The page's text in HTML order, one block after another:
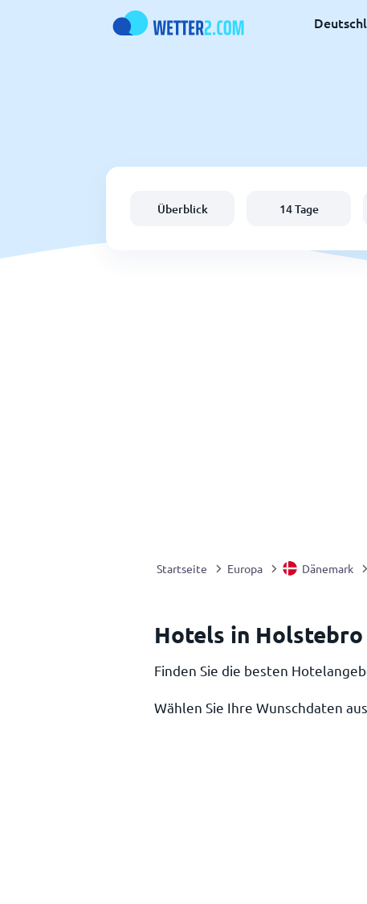
Überblick 14 Tage
Startseite Europa Dänemark
Hotels in Holstebro
Finden Sie die besten
Wählen Sie Ihre Wunschdaten